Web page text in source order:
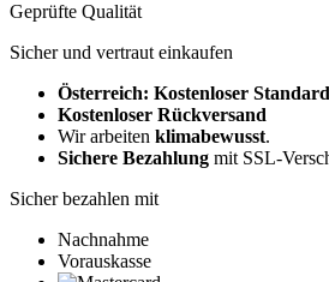
Geprüfte Qualität
Sicher und vertraut einkaufen
Österreich: Kostenloser
Kostenloser Rückversand
Wir arbeiten klimabewusst.
Sichere Bezahlung mit SSL-
Sicher bezahlen mit
Nachnahme
Vorauskasse